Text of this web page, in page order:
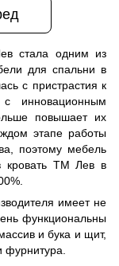
стала одним из
для спальни в
с пристрастия к
с инновационным
повышает их
этапе работы
поэтому мебель
кровать ТМ Лев в
имеет не
функциональны
и бука и щит,
фурнитура.